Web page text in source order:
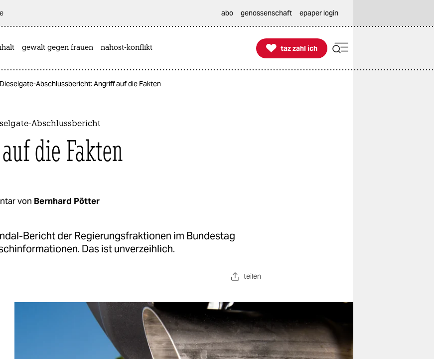
abo genossenschaft epaper login
gewalt gegen frauen nahost-konflikt 
taz zahl ich
taz zahl ich
Abschlussbericht: Angriff auf die Fakten
Abschlussbericht
die Fakten
von Bernhard Pötter
Bericht der Regierungsfraktionen im Bundestag
Das ist unverzeihlich.
teilen